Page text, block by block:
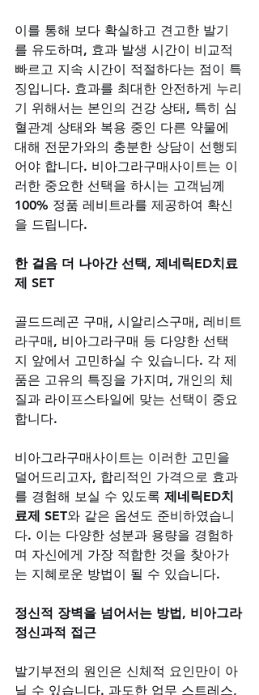
이를 통해 보다 확실하고 견고한 발기
를 유도하며, 효과 발생 시간이 비교적
빠르고 지속 시간이 적절하다는 점이 특
징입니다. 효과를 최대한 안전하게 누리
기 위해서는 본인의 건강 상태, 특히 심
혈관계 상태와 복용 중인 다른 약물에
대해 전문가와의 충분한 상담이 선행되
어야 합니다. 비아그라구매사이트는 이
러한 중요한 선택을 하시는 고객님께
100% 정품 레비트라를 제공하여 확신
을 드립니다.
한 걸음 더 나아간 선택, 제네릭ED치료
제 SET
골드드레곤 구매, 시알리스구매, 레비트
라구매, 비아그라구매 등 다양한 선택
지 앞에서 고민하실 수 있습니다. 각 제
품은 고유의 특징을 가지며, 개인의 체
질과 라이프스타일에 맞는 선택이 중요
합니다.
비아그라구매사이트는 이러한 고민을
덜어드리고자, 합리적인 가격으로 효과
를 경험해 보실 수 있도록 제네릭ED치
료제 SET와 같은 옵션도 준비하였습니
다. 이는 다양한 성분과 용량을 경험하
며 자신에게 가장 적합한 것을 찾아가
는 지혜로운 방법이 될 수 있습니다.
정신적 장벽을 넘어서는 방법, 비아그라
정신과적 접근
발기부전의 원인은 신체적 요인만이 아
닐 수 있습니다. 과도한 업무 스트레스,